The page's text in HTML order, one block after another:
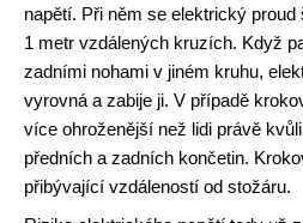
napětí. Při něm se elektrický
1 metr vzdálených kruzích. Když
zadními nohami v jiném kruhu,
vyrovná a zabije ji. V případě
více ohroženější než lidi právě
předních a zadních končetin.
přibývající vzdáleností od stožáru.